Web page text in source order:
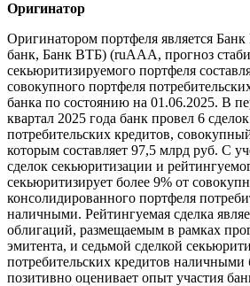
Оригинатор
Оригинатором портфеля является
банк, Банк ВТБ) (ruAAA, прогноз
секьюритизируемого портфеля
совокупного портфеля
банка по состоянию на 01.06.2025. В
квартал 2025 года банк провел 6
потребительских кредитов,
которым составляет 97,5 млрд руб. С
сделок секьюритизации и
секьюритизирует более 9% от
консолидированного портфеля
наличными. Рейтингуемая сделка
облигаций, размещаемым в рамках
эмитента, и седьмой сделкой
потребительских кредитов наличными
позитивно оценивает опыт участия